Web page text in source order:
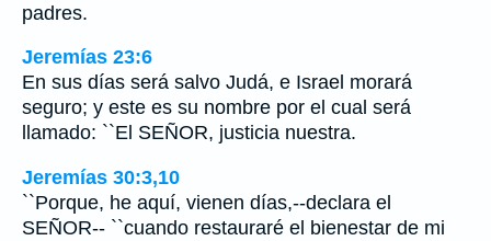
padres.
Jeremías 23:6
En sus días será salvo Judá, e Israel morará
seguro; y este es su nombre por el cual será
llamado: ``El SEÑOR, justicia nuestra.
Jeremías 30:3,10
``Porque, he aquí, vienen días,--declara el
SEÑOR-- ``cuando restauraré el bienestar de mi